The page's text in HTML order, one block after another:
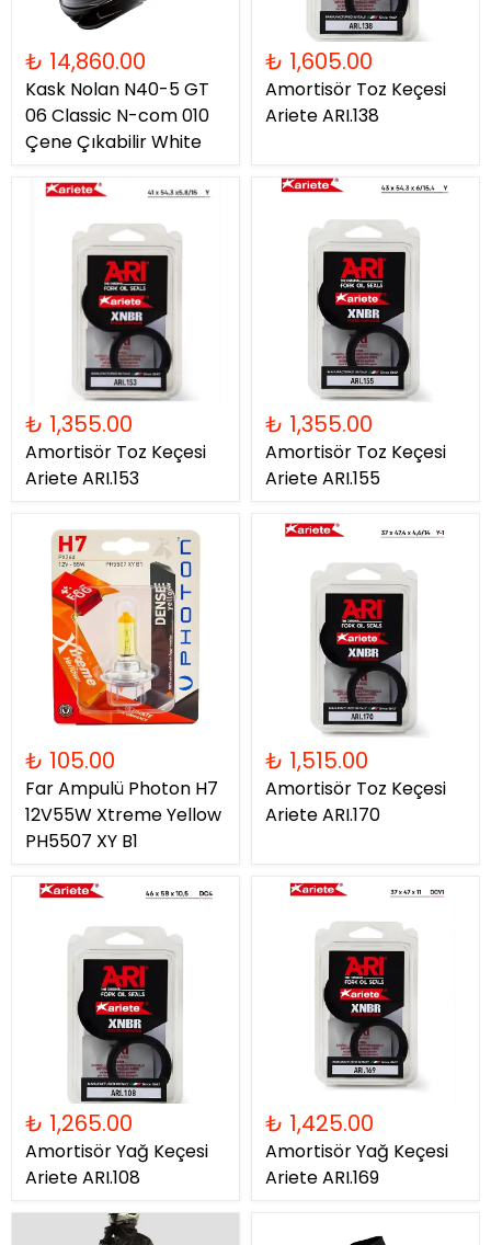
₺ 14,860.00
Kask Nolan N40-5 GT
06 Classic N-com 010
Çene Çıkabilir White
₺ 1,605.00
Amortisör Toz Keçesi
Ariete ARI.138
₺ 1,355.00
Amortisör Toz Keçesi
Ariete ARI.153
₺ 1,355.00
Amortisör Toz Keçesi
Ariete ARI.155
₺ 105.00
Far Ampulü Photon H7
12V55W Xtreme Yellow
PH5507 XY B1
₺ 1,515.00
Amortisör Toz Keçesi
Ariete ARI.170
₺ 1,265.00
Amortisör Yağ Keçesi
Ariete ARI.108
₺ 1,425.00
Amortisör Yağ Keçesi
Ariete ARI.169